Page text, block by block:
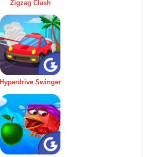
Zigzag Clash
Hyperdrive Swinger